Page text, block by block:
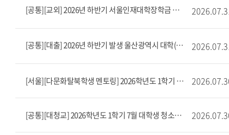
[공통][교외] 2026년 하반기 서울인재대학장학금 장학생 선발 공고(8/3~8/10)
[공통][대출] 2026년 하반기 발생 울산광역시 대학(원)생 학자금대출 이자지원사업 안내
[서울][다문화탈북학생 멘토링] 2026학년도 1학기 7월 다문화탈북학생 멘토링 출근부 마감 안내
[공통][대청교] 2026학년도 1학기 7월 대학생 청소년교육지원장학 출근부 마감 안내